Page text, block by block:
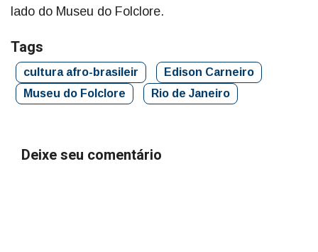
lado do Museu do Folclore.
Tags
cultura afro-brasileir
Edison Carneiro
Museu do Folclore
Rio de Janeiro
Deixe seu comentário